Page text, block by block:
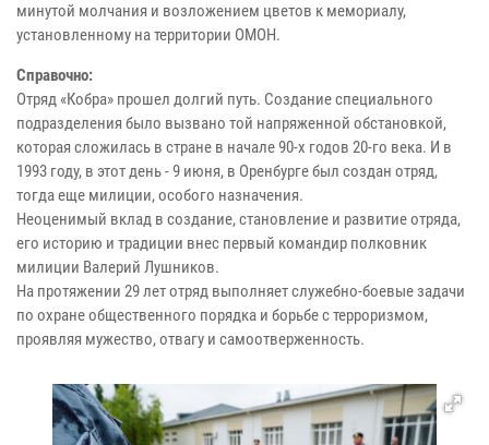
минутой молчания и возложением цветов к мемориалу,
установленному на территории ОМОН.
Справочно:
Отряд «Кобра» прошел долгий путь. Создание специального
подразделения было вызвано той напряженной обстановкой,
которая сложилась в стране в начале 90-х годов 20-го века. И в
1993 году, в этот день - 9 июня, в Оренбурге был создан отряд,
тогда еще милиции, особого назначения.
Неоценимый вклад в создание, становление и развитие отряда,
его историю и традиции внес первый командир полковник
милиции Валерий Лушников.
На протяжении 29 лет отряд выполняет служебно-боевые задачи
по охране общественного порядка и борьбе с терроризмом,
проявляя мужество, отвагу и самоотверженность.